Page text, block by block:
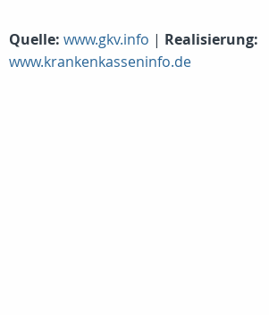
Quelle: www.gkv.info | Realisierung:
www.krankenkasseninfo.de